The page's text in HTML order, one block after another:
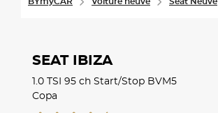
SEAT IBIZA
1.0 TSI 95 ch Start/Stop BVM5
Copa